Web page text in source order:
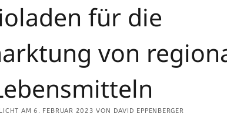
lieben die Hitze
des Treibhausgas-
in der Gemüsebranche
für die
von
AM 6. FEBRUAR 2023 VON DAVID EPPENBERGER